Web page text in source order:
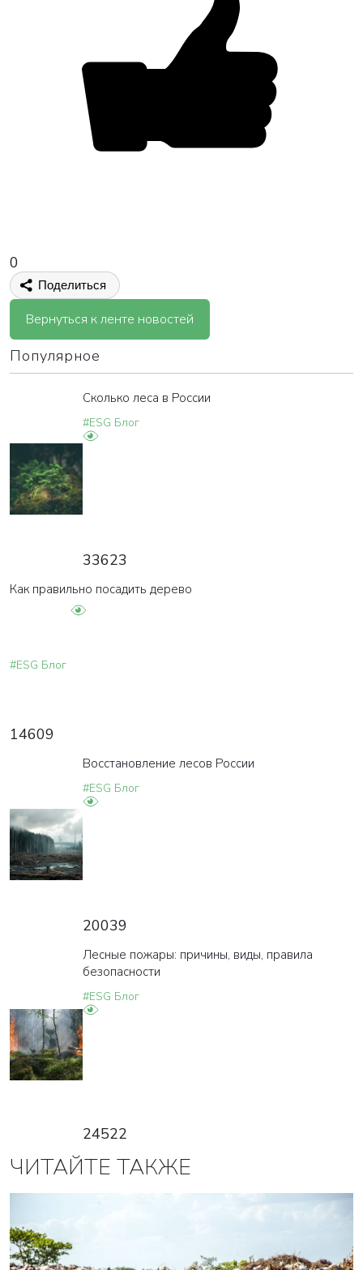
0
Поделиться
Вернуться к ленте новостей
Популярное
Сколько леса в России
#ESG Блог
33623
Как правильно посадить дерево
#ESG Блог
14609
Восстановление лесов России
#ESG Блог
20039
Лесные пожары: причины, виды, правила
безопасности
#ESG Блог
24522
ЧИТАЙТЕ ТАКЖЕ